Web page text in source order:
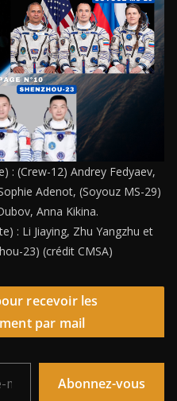
: (Crew-12) Andrey Fedyaev,
Adenot, (Soyouz MS-29)
Anna Kikina.
: Li Jiaying, Zhu Yangzhu et
23) (crédit CMSA)
recevoir les
par mail
Abonnez-vous